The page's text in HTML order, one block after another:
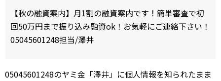
【秋の融資案内】月1割の融資案内です！簡単審査で初
回50万円まで振り込み融資ok！お気軽にご連絡下さい！
05045601248担当/澤井
05045601248のヤミ金「澤井」に個人情報を知られたまま